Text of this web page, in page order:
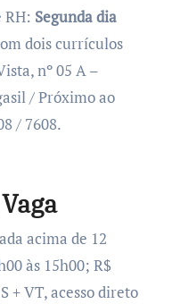
RH: Segunda dia
dois currículos
nº 05 A –
/ Próximo ao
/ 7608.
acima de 12
às 15h00; R$
+ VT, acesso direto